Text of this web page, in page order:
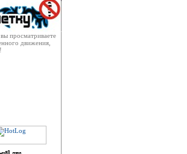
просматриваете
движения,